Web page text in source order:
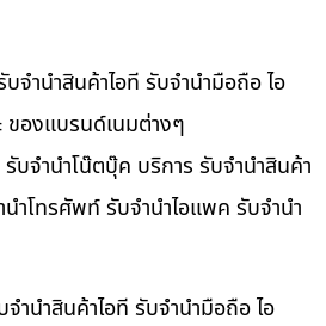
จำนำสินค้าไอที รับจำนำมือถือ ไอ
ของแบรนด์เนมต่างๆ
บจำนำโน๊ตบุ๊ค บริการ รับจำนำสินค้า
ำโทรศัพท์ รับจำนำไอแพค รับจำนำ
ำนำสินค้าไอที รับจำนำมือถือ ไอ